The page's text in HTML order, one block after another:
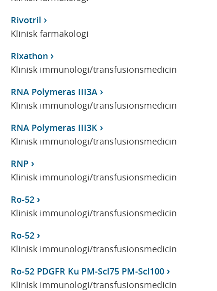
Rivotril
Klinisk farmakologi
Rixathon
Klinisk immunologi/transfusionsmedicin
RNA Polymeras III3A
Klinisk immunologi/transfusionsmedicin
RNA Polymeras III3K
Klinisk immunologi/transfusionsmedicin
RNP
Klinisk immunologi/transfusionsmedicin
Ro-52
Klinisk immunologi/transfusionsmedicin
Ro-52
Klinisk immunologi/transfusionsmedicin
Ro-52 PDGFR Ku PM-Scl75 PM-Scl100
Klinisk immunologi/transfusionsmedicin